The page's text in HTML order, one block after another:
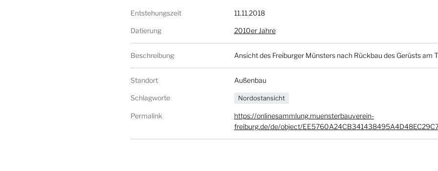
Entstehungszeit 11.11.2018
Datierung 2010er Jahre
Beschreibung Ansicht des Freiburger Münsters nach Rückbau des Gerüsts am
Standort Außenbau
Schlagworte Nordostansicht
Permalink
https://onlinesammlung.muensterbauverein-
freiburg.de/de/object/